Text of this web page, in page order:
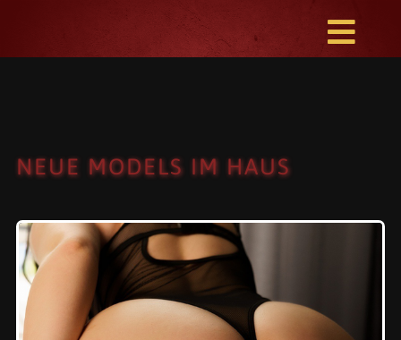
springen
KONTAKT
NEUE MODELS IM HAUS